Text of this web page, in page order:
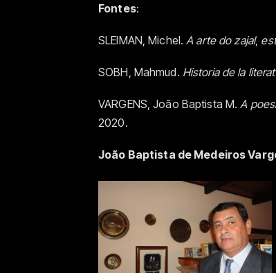
Fontes:
SLEIMAN, Michel. A arte do zajal,
SOBH, Mahmud. Historia de la
VARGENS, João Baptista M.A
2020.
João Baptista de Medeiros